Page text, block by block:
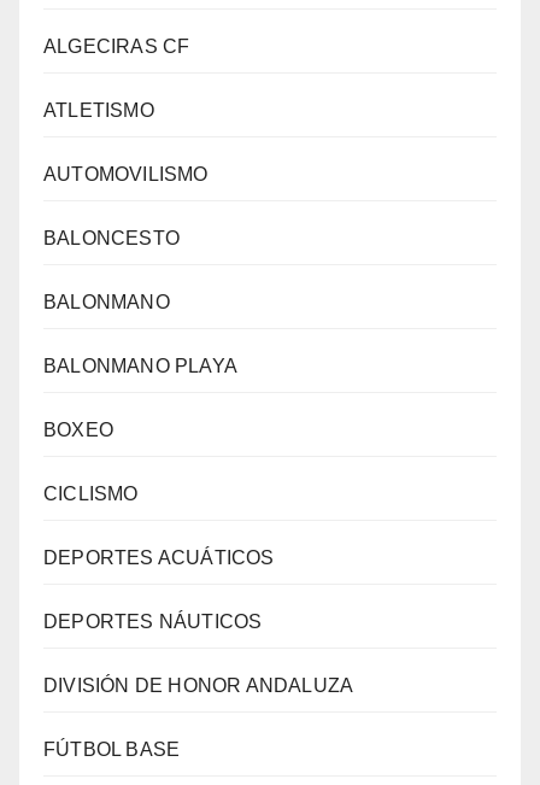
ALGECIRAS CF
ATLETISMO
AUTOMOVILISMO
BALONCESTO
BALONMANO
BALONMANO PLAYA
BOXEO
CICLISMO
DEPORTES ACUÁTICOS
DEPORTES NÁUTICOS
DIVISIÓN DE HONOR ANDALUZA
FÚTBOL BASE